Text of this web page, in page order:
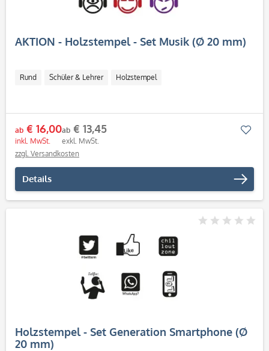
AKTION - Holzstempel - Set Musik (Ø 20 mm)
Rund Schüler & Lehrer Holzstempel
ab € 16,00
inkl. MwSt.
ab € 13,45
exkl. MwSt.
zzgl. Versandkosten
Details
Holzstempel - Set Generation Smartphone (Ø
20 mm)